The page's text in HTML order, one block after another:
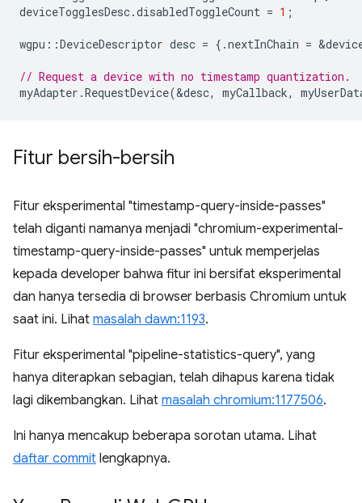
deviceTogglesDesc.disabledToggleCount = 1 ;
wgpu ::DeviceDescriptor desc = {.nextInChain = &
// Request a device with no timestamp quantization.
myAdapter .RequestDevice(&desc, myCallback,
Fitur bersih-bersih
Fitur eksperimental "timestamp-query-inside-passes"
telah diganti namanya menjadi "chromium-experimental-
timestamp-query-inside-passes" untuk memperjelas
kepada developer bahwa fitur ini bersifat eksperimental
dan hanya tersedia di browser berbasis Chromium untuk
saat ini. Lihat masalah dawn:1193.
Fitur eksperimental "pipeline-statistics-query", yang
hanya diterapkan sebagian, telah dihapus karena tidak
lagi dikembangkan. Lihat masalah chromium:1177506.
Ini hanya mencakup beberapa sorotan utama. Lihat
daftar commit lengkapnya.